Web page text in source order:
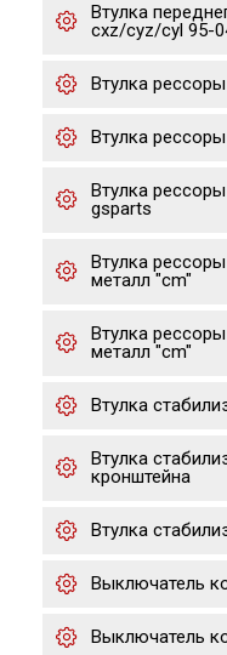
Втулка
cxz/cyz/cyl 95-
Втулка рессоры
Втулка рессоры
Втулка
gsparts
Втулка
металл "cm"
Втулка
металл "cm"
Втулка
Втулка
кронштейна
Втулка
Выключатель
Выключатель